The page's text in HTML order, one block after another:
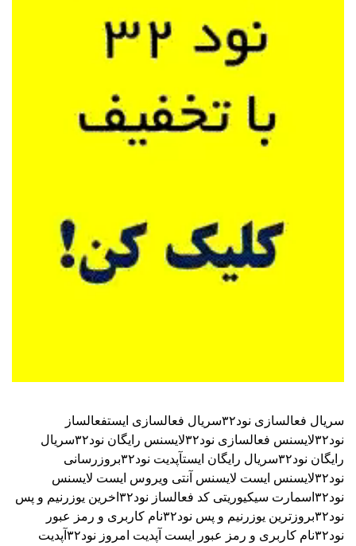
سریال فعالسازی نود۳۲ سریال فعالسازی ایستفعالساز
نود۳۲
لایسنس فعالسازی نود۳۲ لایسنس رایگان نود۳۲
سریال
رایگان نود۳۲
سریال رایگان ایستآپدیت نود۳۲
بروزرسانی
نود۳۲
لایسنس ایست لایسنس آنتی ویروس ایست لایسنس
نود۳۲اسمارت سیکیوریتی
کد فعالساز نود۳۲
اخرین یوزرنیم و پس
نود۳۲
بروزترین یوزرنیم و پس نود۳۲
نام کاربری و رمز عبور
نود۳۲
نام کاربری و رمز عبور ایست آپدیت امروز نود۳۲
آپدیت